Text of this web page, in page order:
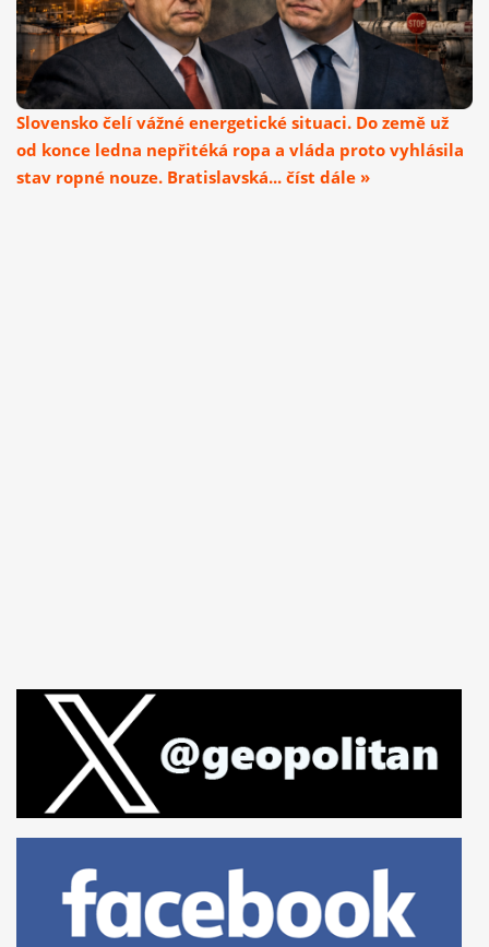
Slovensko čelí vážné energetické situaci. Do země už
od konce ledna nepřitéká ropa a vláda proto vyhlásila
stav ropné nouze. Bratislavská... číst dále »